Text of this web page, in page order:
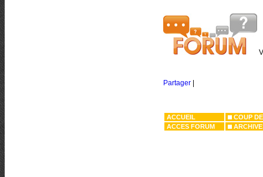
Partager
ACCUEIL
COUP
ACCES FORUM